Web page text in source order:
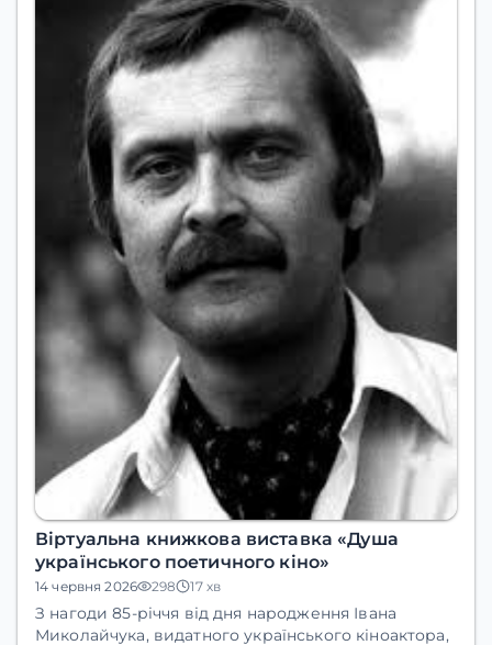
Віртуальна книжкова виставка «Душа
українського поетичного кіно»
14 червня 2026 298 17 хв
З нагоди85-річчя від дня народження Івана
Миколайчука, видатного українського кіноактора,